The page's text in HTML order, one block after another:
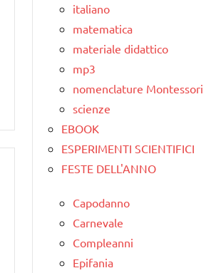
italiano
matematica
materiale didattico
mp3
nomenclature Montessori
scienze
EBOOK
ESPERIMENTI SCIENTIFICI
FESTE DELL'ANNO
Capodanno
Carnevale
Compleanni
Epifania